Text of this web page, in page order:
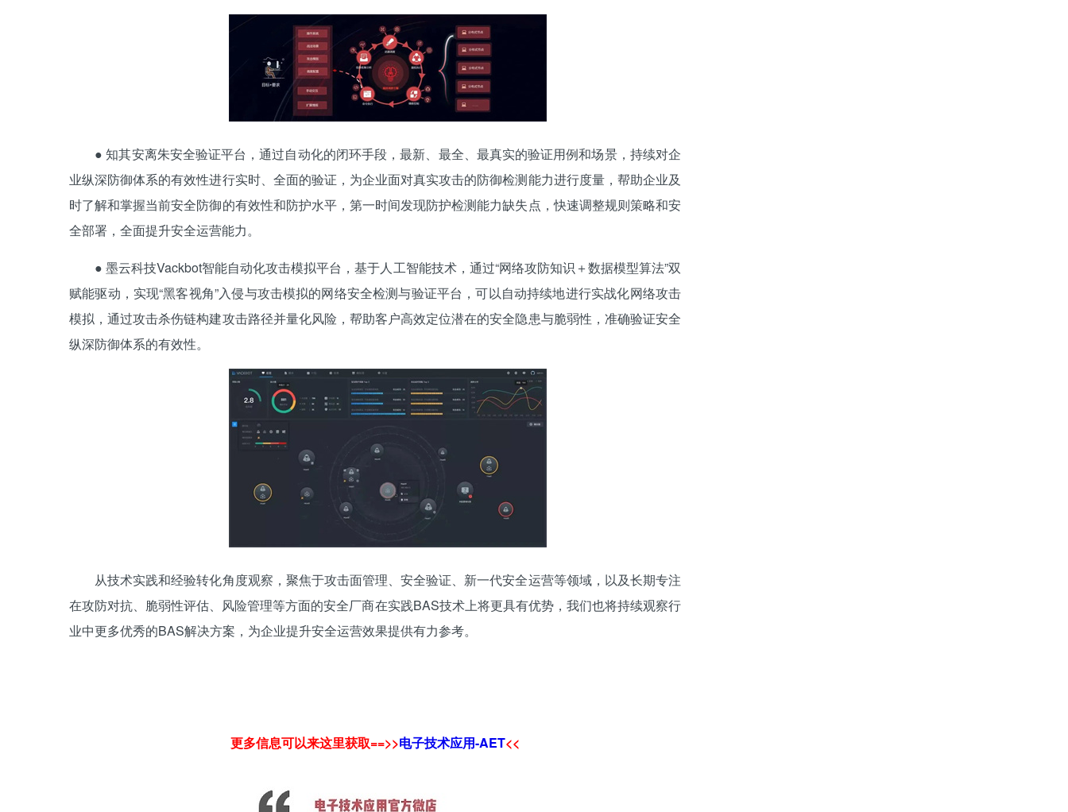
● 知其安离朱安全验证平台，通过自动化的闭环手段，最新、最全、最真实的验证用例和场景，持续对企
业纵深防御体系的有效性进行实时、全面的验证，为企业面对真实攻击的防御检测能力进行度量，帮助企业及
时了解和掌握当前安全防御的有效性和防护水平，第一时间发现防护检测能力缺失点，快速调整规则策略和安
全部署，全面提升安全运营能力。
● 墨云科技Vackbot智能自动化攻击模拟平台，基于人工智能技术，通过“网络攻防知识＋数据模型算法”双
赋能驱动，实现“黑客视角”入侵与攻击模拟的网络安全检测与验证平台，可以自动持续地进行实战化网络攻击
模拟，通过攻击杀伤链构建攻击路径并量化风险，帮助客户高效定位潜在的安全隐患与脆弱性，准确验证安全
纵深防御体系的有效性。
从技术实践和经验转化角度观察，聚焦于攻击面管理、安全验证、新一代安全运营等领域，以及长期专注
在攻防对抗、脆弱性评估、风险管理等方面的安全厂商在实践BAS技术上将更具有优势，我们也将持续观察行
业中更多优秀的BAS解决方案，为企业提升安全运营效果提供有力参考。
更多信息可以来这里获取==>>电子技术应用-AET<<